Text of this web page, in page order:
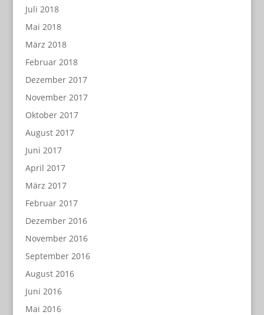
Juli 2018
Mai 2018
März 2018
Februar 2018
Dezember 2017
November 2017
Oktober 2017
August 2017
Juni 2017
April 2017
März 2017
Februar 2017
Dezember 2016
November 2016
September 2016
August 2016
Juni 2016
Mai 2016